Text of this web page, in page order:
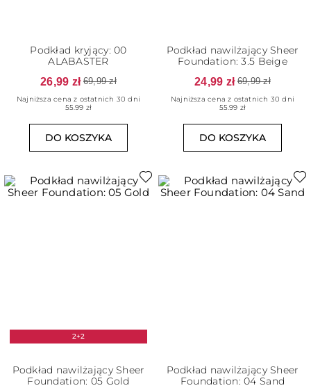
Podkład kryjący: 00
ALABASTER
26,99 zł 69,99 zł
Najniższa cena z ostatnich 30 dni
55.99 zł
DO KOSZYKA
Podkład nawilżający Sheer
Foundation: 3.5 Beige
24,99 zł 69,99 zł
Najniższa cena z ostatnich 30 dni
55.99 zł
DO KOSZYKA
2+2
Podkład nawilżający Sheer
Foundation: 05 Gold
Podkład nawilżający Sheer
Foundation: 04 Sand